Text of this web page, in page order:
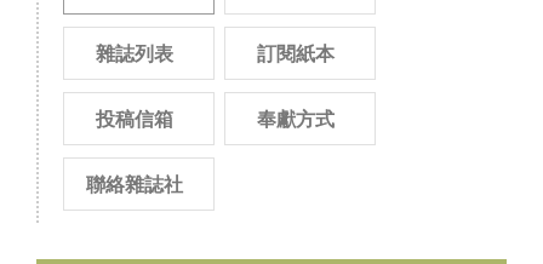
雜誌列表 訂閱紙本
投稿信箱 奉獻方式
聯絡雜誌社